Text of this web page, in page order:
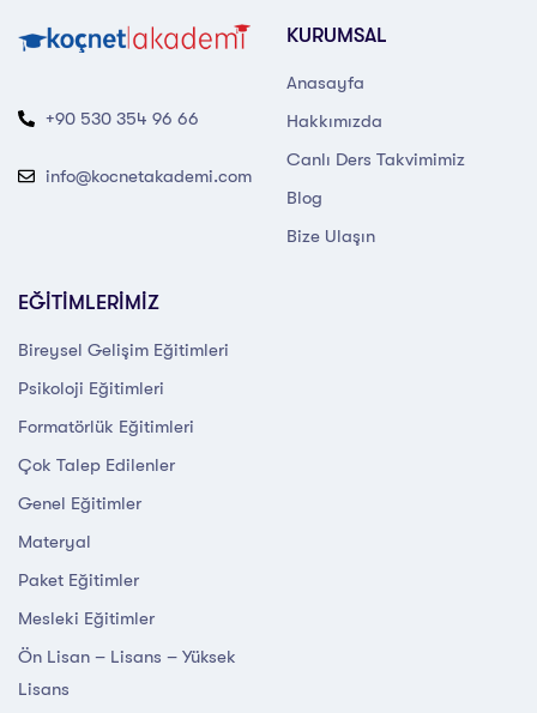
+90 530 354 96 66
info@kocnetakademi.com
KURUMSAL
Anasayfa
Hakkımızda
Canlı Ders Takvimimiz
Blog
Bize Ulaşın
EĞİTİMLERİMİZ
Bireysel Gelişim Eğitimleri
Psikoloji Eğitimleri
Formatörlük Eğitimleri
Çok Talep Edilenler
Genel Eğitimler
Materyal
Paket Eğitimler
Mesleki Eğitimler
Ön Lisan – Lisans – Yüksek
Lisans